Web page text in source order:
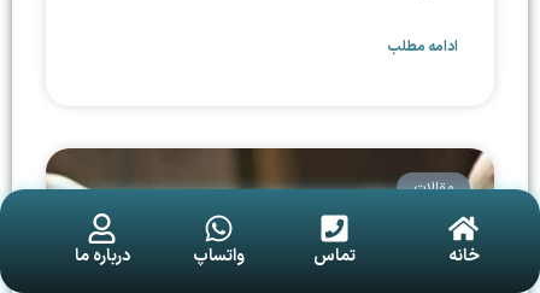
ادامه مطلب
مقالات
خانه تماس واتساپ درباره ما